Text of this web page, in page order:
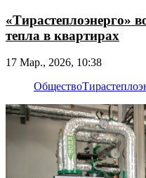
«Тирастеплоэнерго»
тепла в квартирах
17 Мар., 2026, 10:38
Общество